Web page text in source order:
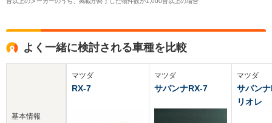
よく一緒に検討される車種を比較
基本情報
マツダ
RX-7
マツダ
サバンナRX-7
マツダ
サバン
リオレ